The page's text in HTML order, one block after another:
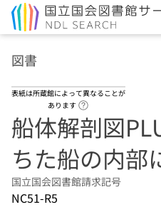
図書
表紙は所蔵館によって異なることが
あります
船体解剖図
ちた船の内部
国立国会図書館請求記号
NC51-R5